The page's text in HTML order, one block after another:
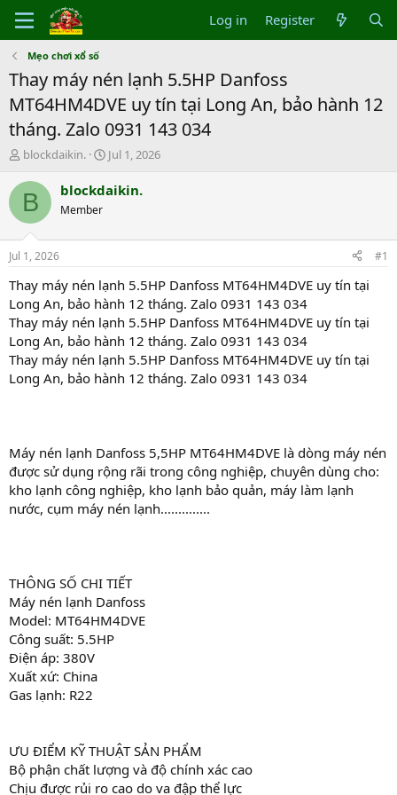
Log in Register
Mẹo chơi xổ số
Thay máy nén lạnh 5.5HP Danfoss
MT64HM4DVE uy tín tại Long An, bảo hành 12
tháng. Zalo 0931 143 034
T
r
e
d
s
t
a
t
e
r
blockdaikin.
S
a
t
e
Jul 1, 2026
B blockdaikin.
Member
Jul 1, 2026 #1
Thay máy nén lạnh 5.5HP Danfoss MT64HM4DVE uy tín tại
Long An, bảo hành 12 tháng. Zalo 0931 143 034
Thay máy nén lạnh 5.5HP Danfoss MT64HM4DVE uy tín tại
Long An, bảo hành 12 tháng. Zalo 0931 143 034
Thay máy nén lạnh 5.5HP Danfoss MT64HM4DVE uy tín tại
Long An, bảo hành 12 tháng. Zalo 0931 143 034
Máy nén lạnh Danfoss 5,5HP MT64HM4DVE là dòng máy nén
được sử dụng rộng rãi trong công nghiệp, chuyên dùng cho:
kho lạnh công nghiệp, kho lạnh bảo quản, máy làm lạnh
nước, cụm máy nén lạnh..............
THÔNG SỐ CHI TIẾT
Máy nén lạnh Danfoss
Model: MT64HM4DVE
Công suất: 5.5HP
Điện áp: 380V
Xuất xứ: China
Gas lạnh: R22
ƯU ĐIỂM KỸ THUẬT SẢN PHẨM
Bộ phận chất lượng và độ chính xác cao
Chịu được rủi ro cao do va đập thể lực